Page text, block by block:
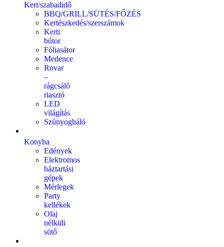
Kert/szabadidő
BBQ/GRILL/SÜTÉS/FŐZÉS
Kertészkedés/szerszámok
Kerti
bútor
Fóliasátor
Medence
Rovar
–
rágcsáló
riasztó
LED
világítás
Szúnyogháló
Konyha
Edények
Elektromos
háztartási
gépek
Mérlegek
Party
kellékek
Olaj
nélküli
sütő